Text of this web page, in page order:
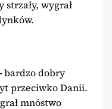
wygrał
bardzo dobry
przeciwko Danii.
mnóstwo